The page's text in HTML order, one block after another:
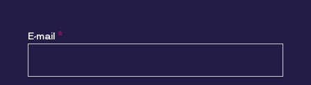
E-mail *